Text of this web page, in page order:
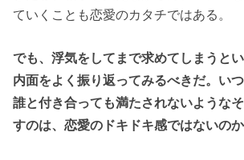
ていくことも恋愛のカタチではある。
でも、浮気をしてまで求めてしまうと
内面をよく振り返ってみるべきだ。いつ
誰と付き合っても満たされないような
すのは、恋愛のドキドキ感ではないのか